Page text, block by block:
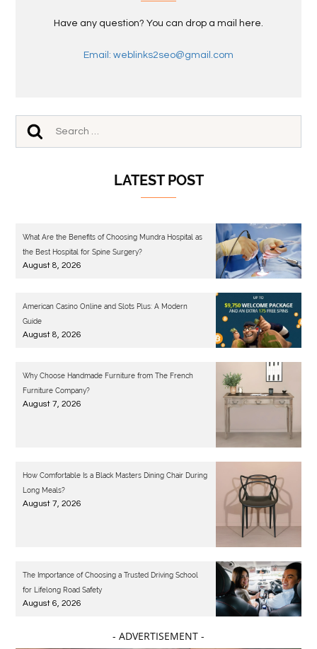
Have any question? You can drop a mail here.
Email: weblinks2seo@gmail.com
LATEST POST
What Are the Benefits of Choosing Mundra Hospital as
the Best Hospital for Spine Surgery?
August 8, 2026
American Casino Online and Slots Plus: A Modern
Guide
August 8, 2026
Why Choose Handmade Furniture from The French
Furniture Company?
August 7, 2026
How Comfortable Is a Black Masters Dining Chair During
Long Meals?
August 7, 2026
The Importance of Choosing a Trusted Driving School
for Lifelong Road Safety
August 6, 2026
- ADVERTISEMENT -